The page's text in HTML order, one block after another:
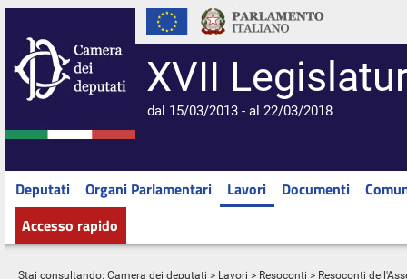
XVII
dal 15/03/2013 - al 22/03/2018
Deputati Organi Parlamentari Lavori Documenti
Accesso rapido
Stai consultando: Camera dei deputati > Lavori > Resoconti > Resoconti